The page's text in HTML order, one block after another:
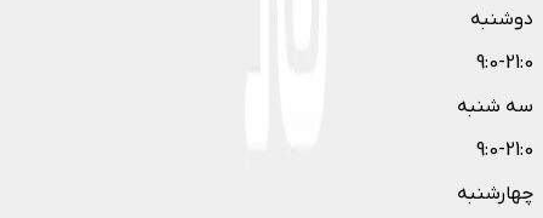
دوشنبه
9:0-21:0
سه شنبه
9:0-21:0
چهارشنبه